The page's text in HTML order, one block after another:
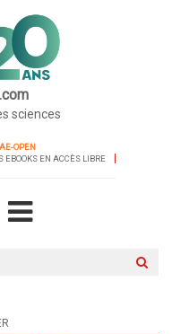
sciences
OPEN
EBOOKS EN ACCÈS LIBRE